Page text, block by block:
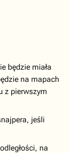
będzie miała
na mapach
z pierwszym
jeśli
na